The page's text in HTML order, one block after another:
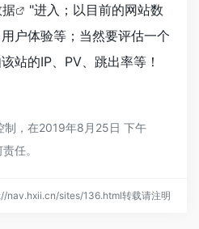
"进入；以目前的网站数
户体验等；当然要评估一个
站的IP、PV、跳出率等！
制，在2019年8月25日 下午
任。
nav.hxii.cn/sites/136.html转载请注明